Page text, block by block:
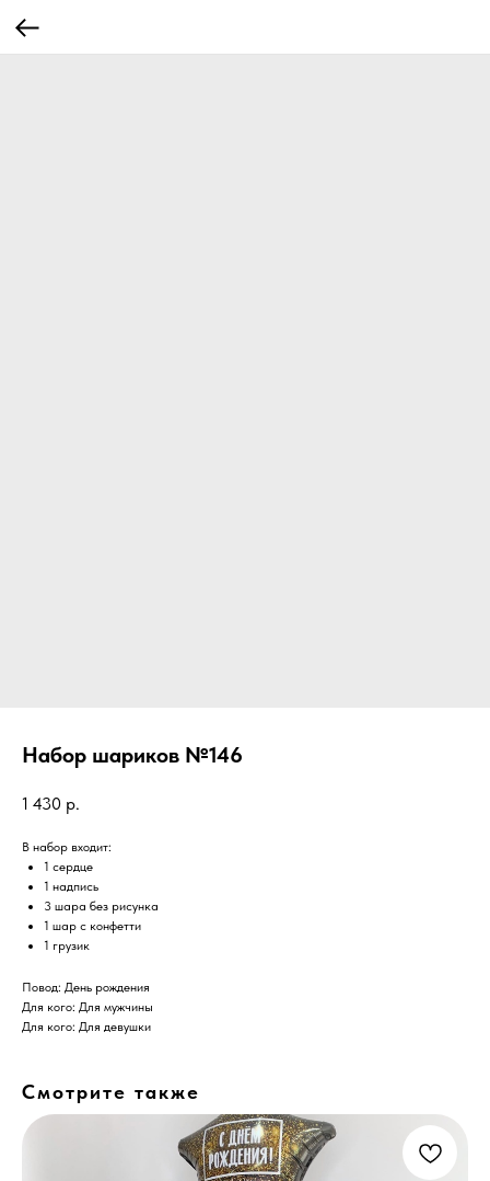
Набор шариков №146
1 430 р.
В набор входит:
1 сердце
1 надпись
3 шара без рисунка
1 шар с конфетти
1 грузик
Повод: День рождения
Для кого: Для мужчины
Для кого: Для девушки
Смотрите также